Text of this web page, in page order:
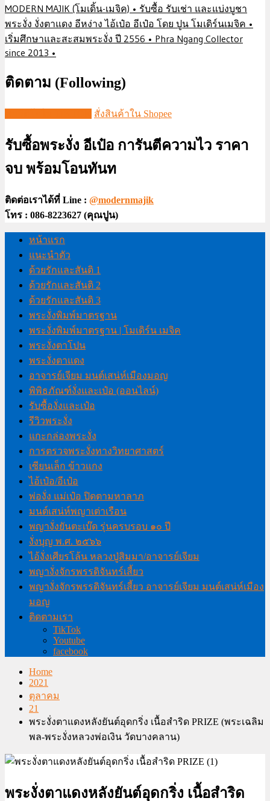
MODERN MAJIK (โมเดิ้น-เมจิค) • รับซื้อ รับเช่า และแบ่งบูชา
พระงั่ง งั่งตาแดง อีหง่าง ไอ้เป๋อ อีเป๋อ โดย ปูน โมเดิร์นเมจิค •
เริ่มศึกษาและสะสมพระงั่ง ปี 2556 • Phra Ngang Collector
since 2013 •
ติดตาม (Following)
สั่งสินค้าใน Shopee
รับซื้อพระงั่ง อีเป๋อ การันตีความไว ราคา
จบ พร้อมโอนทันท
ติดต่อเราได้ที่ Line : @modernmajik
โทร : 086-8223627 (คุณปูน)
หน้าแรก
แนะนำตัว
ด้วยรักและสันติ 1
ด้วยรักและสันติ 2
ด้วยรักและสันติ 3
พระงั่งพิมพ์มาตรฐาน
พระงั่งพิมพ์มาตรฐาน | โมเดิร์น เมจิค
พระงั่งตาโปน
พระงั่งตาแดง
อาจารย์เจียม มนต์เสน่ห์เมืองมอญ
พิพิธภัณฑ์งั่งและเป๋อ (ออนไลน์)
รับซื้องั่งและเป๋อ
รีวิวพระงั่ง
แกะกล่องพระงั่ง
การตรวจพระงั่งทางวิทยาศาสตร์
เซียนเล็ก ข้าวแกง
ไอ้เป๋อ/อีเป๋อ
พ่องั่ง แม่เป๋อ ปิดตามหาลาภ
มนต์เสน่ห์พญาเต่าเรือน
พญางั่งยันตะเบ๊ด รุ่นครบรอบ ๑๐ ปี
งั่งบุญ พ.ศ. ๒๕๖๖
ไอ้งั่งเศียรโล้น หลวงปู่สิมมา/อาจารย์เจียม
พญางั่งจักรพรรดิจันทร์เสี้ยว
พญางั่งจักรพรรดิจันทร์เสี้ยว อาจารย์เจียม มนต์เสน่ห์เมือง
มอญ
ติดตามเรา
TikTok
Youtube
facebook
Home
2021
ตุลาคม
21
พระงั่งตาแดงหลังยันต์อุดกริ่ง เนื้อสำริด PRIZE (พระเฉลิม
พล-พระงั่งหลวงพ่อเงิน วัดบางคลาน)
พระงั่งตาแดงหลังยันต์อุดกริ่ง เนื้อสำริด